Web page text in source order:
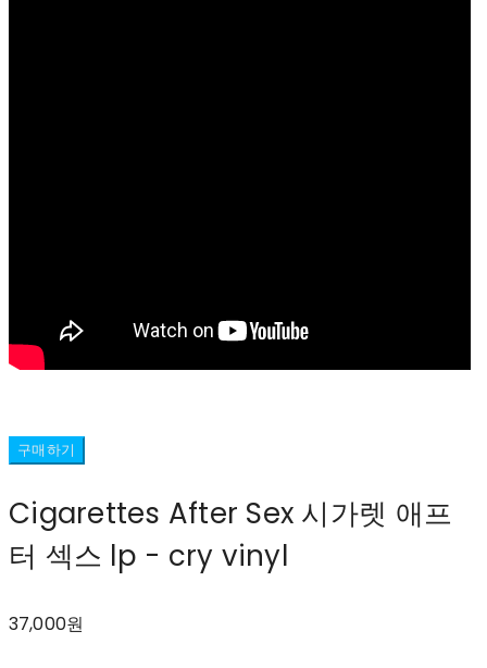
구매하기
Cigarettes After Sex 시가렛 애프
터 섹스 lp - cry vinyl
37,000원